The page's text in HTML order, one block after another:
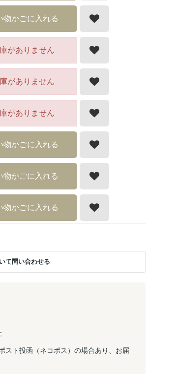
スト投函（ネコポス）の場合あり、お届
物かごに入れる
がありません
がありません
がありません
物かごに入れる
物かごに入れる
物かごに入れる
て問い合わせる